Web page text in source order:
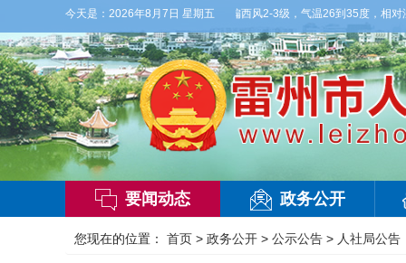
今天是： 2026年8月7日 星期五
】今晚到明天白天，多云，局部有雷阵雨，偏西风2-3级，气温26到35度，相对
要闻动态 政务公开
您现在的位置： 首页 > 政务公开 > 公示公告 > 人社局公告